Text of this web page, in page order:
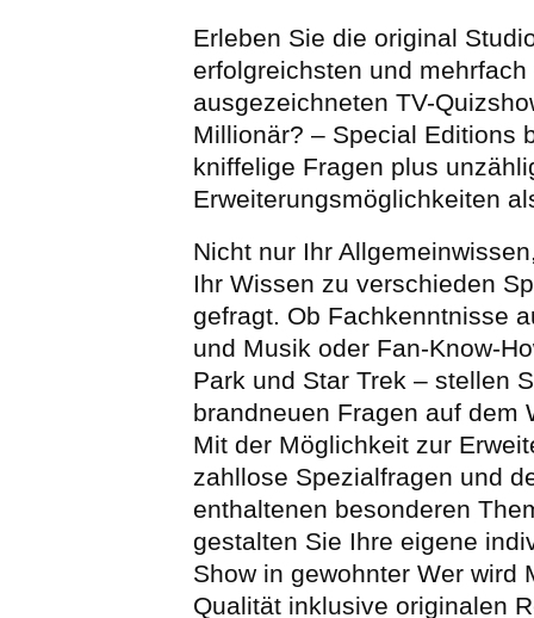
Erleben Sie die original
erfolgreichsten und mehrfach
ausgezeichneten TV-
Millionär? – Special Editions
kniffelige Fragen plus
Erweiterungsmöglichkeiten
Nicht nur Ihr
Ihr Wissen zu verschieden
gefragt. Ob Fachkenntnisse
und Musik oder Fan-Know-
Park und Star Trek – stellen
brandneuen Fragen auf dem
Mit der Möglichkeit zur
zahllose Spezialfragen und
enthaltenen besonderen
gestalten Sie Ihre eigene
Show in gewohnter Wer wird
Qualität inklusive originalen